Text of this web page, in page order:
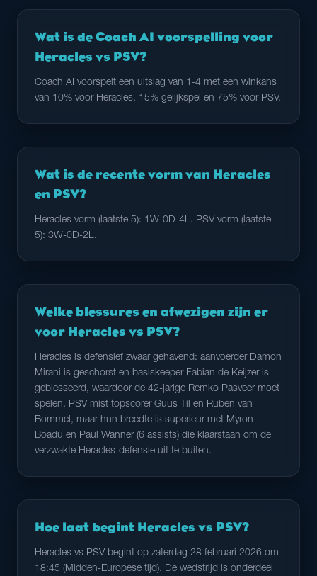
Wat is de Coach AI voorspelling voor
Heracles vs PSV?
Coach AI voorspelt een uitslag van 1-4 met een winkans
van 10% voor Heracles, 15% gelijkspel en 75% voor PSV.
Wat is de recente vorm van Heracles
en PSV?
Heracles vorm (laatste 5): 1W-0D-4L. PSV vorm (laatste
5): 3W-0D-2L.
Welke blessures en afwezigen zijn er
voor Heracles vs PSV?
Heracles is defensief zwaar gehavend: aanvoerder Damon
Mirani is geschorst en basiskeeper Fabian de Keijzer is
geblesseerd, waardoor de 42-jarige Remko Pasveer moet
spelen. PSV mist topscorer Guus Til en Ruben van
Bommel, maar hun breedte is superieur met Myron
Boadu en Paul Wanner (6 assists) die klaarstaan om de
verzwakte Heracles-defensie uit te buiten.
Hoe laat begint Heracles vs PSV?
Heracles vs PSV begint op zaterdag 28 februari 2026 om
18:45 (Midden-Europese tijd). De wedstrijd is onderdeel